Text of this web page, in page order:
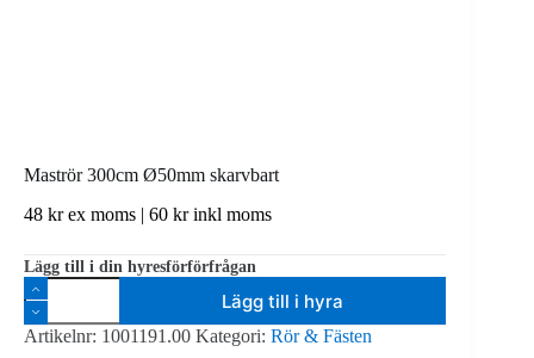
Maströr 300cm Ø50mm skarvbart
48 krex moms | 60 krinkl moms
Lägg till i din hyresförförfrågan
Maströr
300cm
Ø50mm
skarvbart
Lägg till i hyra
Artikelnr: 1001191.00 Kategori: Rör & Fästen